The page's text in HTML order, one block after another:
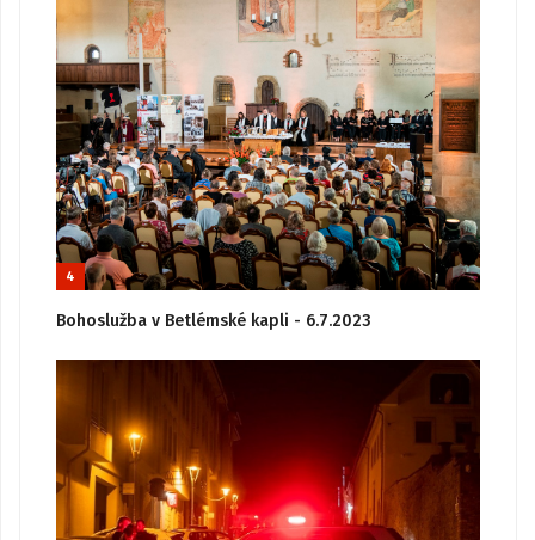
4
Bohoslužba v Betlémské kapli - 6.7.2023